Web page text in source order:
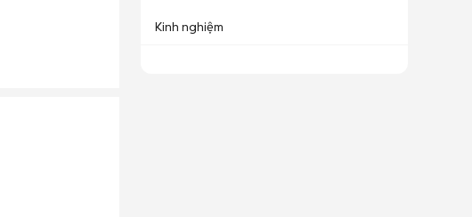
Kinh nghiệm